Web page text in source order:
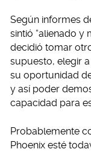
Según informes
sintió “alienado y
decidió tomar
supuesto, elegir
su oportunidad
y así poder
capacidad para
Probablemente
Phoenix esté